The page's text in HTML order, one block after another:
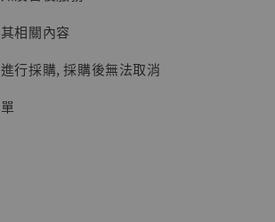
相關內容
行採購, 採購後無法取消